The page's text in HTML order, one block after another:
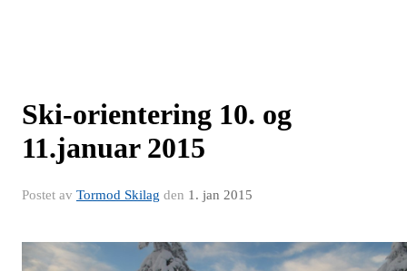
Ski-orientering 10. og
11.januar 2015
Postet av Tormod Skilag den 1. jan 2015